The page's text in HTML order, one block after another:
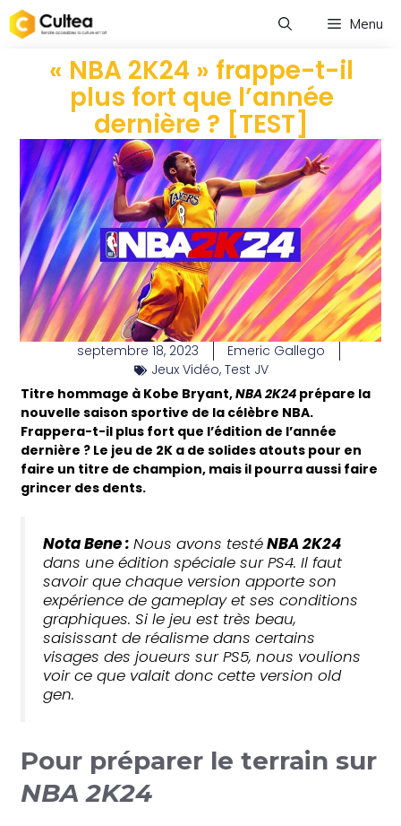
Menu
« NBA 2K24 » frappe-t-il
plus fort que l’année
dernière ? [TEST]
septembre 18, 2023
Emeric Gallego
Jeux Vidéo, Test JV
Titre hommage à Kobe Bryant,NBA 2K24 prépare la
nouvelle saison sportive de la célèbre NBA.
Frappera-t-il plus fort que l’édition de l’année
dernière ? Le jeu de 2K a de solides atouts pour en
faire un titre de champion, mais il pourra aussi faire
grincer des dents.
Nota Bene :Nous avons testéNBA 2K24
dans une édition spéciale sur PS4. Il faut
savoir que chaque version apporte son
expérience de gameplay et ses conditions
graphiques. Si le jeu est très beau,
saisissant de réalisme dans certains
visages des joueurs sur PS5, nous voulions
voir ce que valait donc cette version old
gen.
Pour préparer le terrain sur
NBA 2K24